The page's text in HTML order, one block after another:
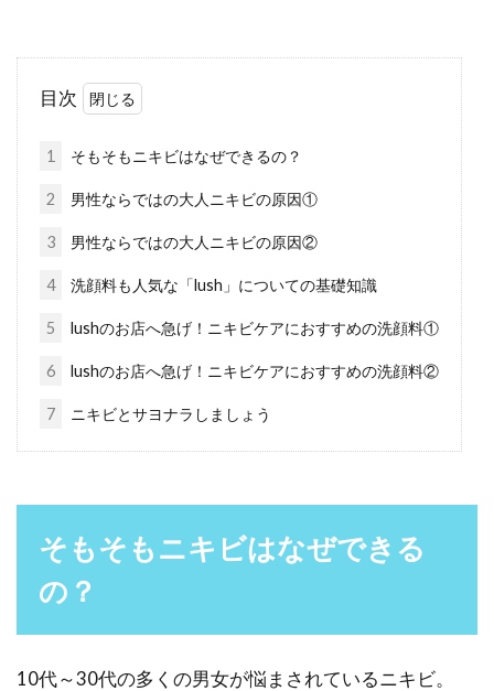
男女問わず人気の石鹸の香り。気持ち安らぐい
い匂いですよね。手を洗うこと意外にも、顔や
加齢臭に効果あり！おすすめの洗剤
と柔軟剤をご紹介
年齢を重ねるごとに気になってくるのが「加齢
臭」ですね。加齢臭は40代あたりから目立ち始
めますが、...
目次
1 そもそもニキビはなぜできるの？
2 男性ならではの大人ニキビの原因①
3 男性ならではの大人ニキビの原因②
4 洗顔料も人気な「lush」についての基礎知識
5 lushのお店へ急げ！ニキビケアにおすすめの洗顔料①
6 lushのお店へ急げ！ニキビケアにおすすめの洗顔料②
7 ニキビとサヨナラしましょう
そもそもニキビはなぜできる
の？
10代～30代の多くの男女が悩まされているニキビ。